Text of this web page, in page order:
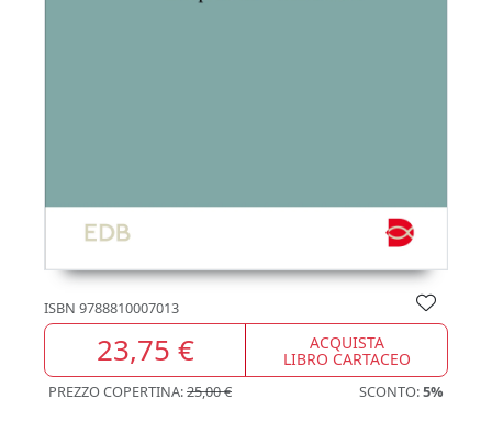
ISBN 9788810007013
23,75 € ACQUISTA
LIBRO CARTACEO
PREZZO COPERTINA:25,00 € SCONTO:5%